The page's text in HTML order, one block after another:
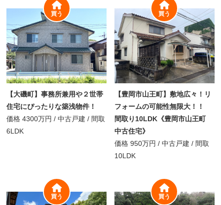
【大磯町】事務所兼用や２世帯
住宅にぴったりな築浅物件！
価格 4300万円 / 中古戸建 / 間取
6LDK
買う
【豊岡市山王町】敷地広々！リ
フォームの可能性無限大！！
間取り10LDK《豊岡市山王町
中古住宅》
価格 950万円 / 中古戸建 / 間取
10LDK
買う
買う 買う